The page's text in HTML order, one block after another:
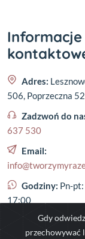
Informacje
Adres:
506, Poprzeczna
Zadzwoń do
637 530
Email:
Godziny: Pn-
17:00
Gdy
przechowywać